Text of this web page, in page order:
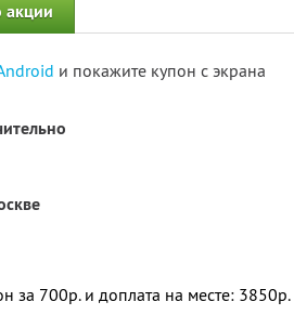
акции
и покажите купон с экрана
за 700р. и доплата на месте: 3850р.